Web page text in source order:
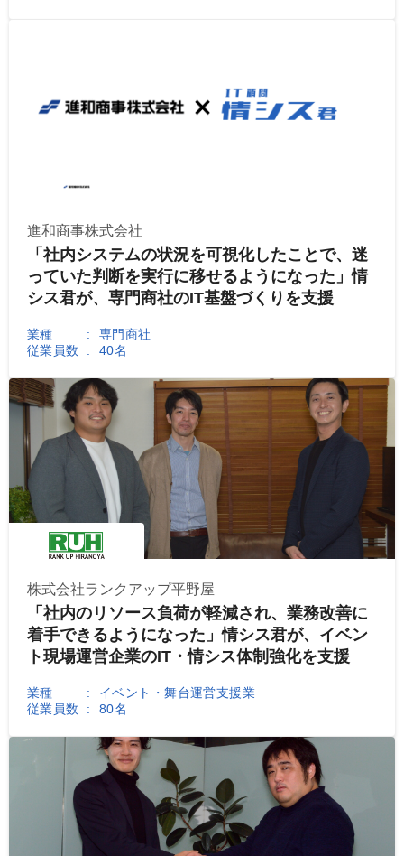
進和商事株式会社
「社内システムの状況を可視化したことで、迷
っていた判断を実行に移せるようになった」情
シス君が、専門商社のIT基盤づくりを支援
業種
専門商社
従業員数
40名
株式会社ランクアップ平野屋
「社内のリソース負荷が軽減され、業務改善に
着手できるようになった」情シス君が、イベン
ト現場運営企業のIT・情シス体制強化を支援
業種
イベント・舞台運営支援業
従業員数
80名